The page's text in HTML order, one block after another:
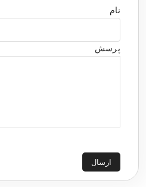
نام
پرسش
ارسال